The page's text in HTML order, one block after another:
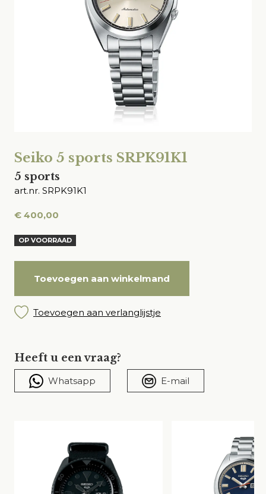
Seiko 5 sports SRPK91K1
5 sports
art.nr. SRPK91K1
€ 400,00
OP VOORRAAD
Toevoegen aan winkelmand
Toevoegen aan verlanglijstje
Heeft u een vraag?
Whatsapp E-mail